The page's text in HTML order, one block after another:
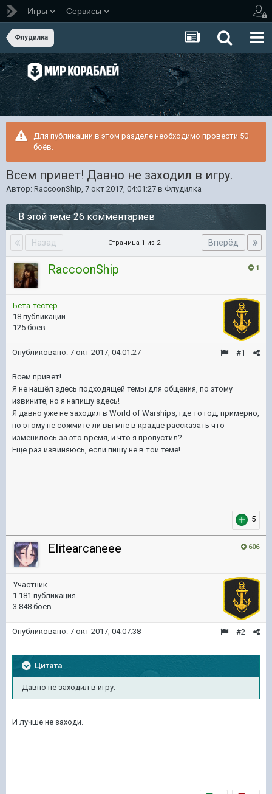
Игры Сервисы
Флудилка
Для публикации в этом разделе необходимо провести 50
боёв.
Всем привет! Давно не заходил в игру.
Автор: RaccoonShip, 7 окт 2017, 04:01:27 в Флудилка
В этой теме 26 комментариев
Назад Вперёд
Страница 1 из 2
1
RaccoonShip
Бета-тестер
18 публикаций
125 боёв
#1
Опубликовано: 7 окт 2017, 04:01:27
Всем привет!
Я не нашёл здесь подходящей темы для общения, по этому
извините, но я напишу здесь!
Я давно уже не заходил в World of Warships, где то год, примерно,
по этому не сожмите ли вы мне в крадце рассказать что
изменилось за это время, и что я пропустил?
Ещё раз извиняюсь, если пишу не в той теме!
5
606
Elitearcaneee
Участник
1 181 публикация
3 848 боёв
#2
Опубликовано: 7 окт 2017, 04:07:38
Цитата
Давно не заходил в игру.
И лучше не заходи.